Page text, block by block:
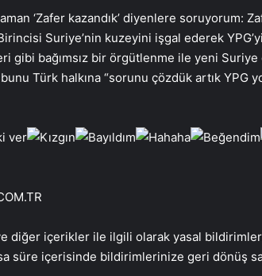
‘Zafer kazandık’ diyenlere soruyorum:
Suriye’nin kuzeyini işgal ederek
gibi bağımsız bir örgütlenme ile yeni
bunu Türk halkına “sorunu çözdük artık YPG
ver
diğer içerikler ile ilgili olarak yasal
süre içerisinde bildirimlerinize geri dönüş